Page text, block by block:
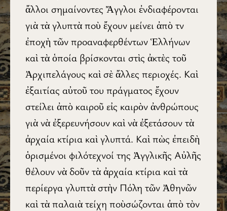
ἄλλοι σημαίνοντες Ἄγγλοι ἐνδιαφέρονται
γιὰ τὰ γλυπτὰ ποὺ ἔχουν μείνει ἀπὸ τν
ἐποχὴ τῶν προαναφερθέντων Ἑλλήνων
καὶ τὰ ὁποία βρίσκονται στὶς ἀκτὲς τοῦ
Ἀρχιπελάγους καὶ σὲ ἄλλες περιοχές. Καὶ
ἐξαιτίας αὐτοῦ του πράγματος ἔχουν
στείλει ἀπὸ καιροῦ εἰς καιρὸν ἀνθρώπους
γιὰ νὰ ἐξερευνήσουν καὶ νὰ ἐξετάσουν τὰ
ἀρχαία κτίρια καὶ γλυπτά. Καὶ πὼς ἐπειδὴ
ὁρισμένοι φιλότεχνοί της Ἀγγλικῆς Αὐλῆς
θέλουν νὰ δοῦν τὰ ἀρχαία κτίρια καὶ τὰ
περίεργα γλυπτὰ στὴν Πόλη τῶν Ἀθηνῶν
καὶ τὰ παλαιὰ τείχη ποὺσώζονται ἀπὸ τὸν